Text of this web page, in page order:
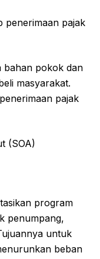
penerimaan pajak
bahan pokok dan
masyarakat.
pajak
(SOA)
program
penumpang,
untuk
beban